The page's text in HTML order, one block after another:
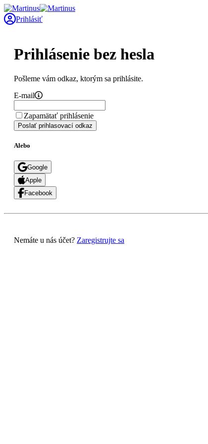
Prihlásiť
Prihlásenie bez hesla
Pošleme vám odkaz, ktorým sa prihlásite.
E-mail
Zapamätať prihlásenie
Poslať prihlasovací odkaz
Alebo
Google
Apple
Facebook
Nemáte u nás účet? Zaregistrujte sa